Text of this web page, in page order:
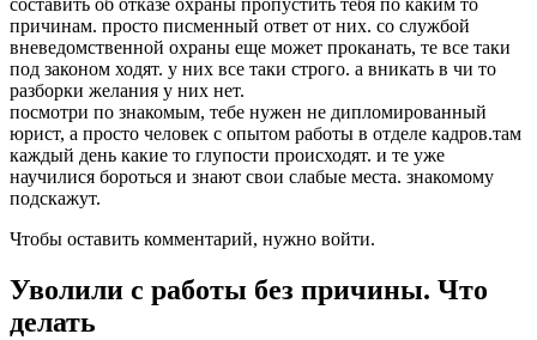
составить об отказе охраны пропустить тебя по каким то
причинам. просто писменный ответ от них. со службой
вневедомственной охраны еще может проканать, те все таки
под законом ходят. у них все таки строго. а вникать в чи то
разборки желания у них нет.
посмотри по знакомым, тебе нужен не дипломированный
юрист, а просто человек с опытом работы в отделе кадров.там
каждый день какие то глупости происходят. и те уже
научилися бороться и знают свои слабые места. знакомому
подскажут.
Чтобы оставить комментарий, нужно войти.
Уволили с работы без причины. Что
делать